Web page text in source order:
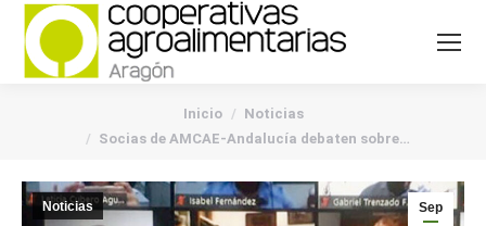
Inicio
Noticias
Socias de AMCAE-Andalucía debaten sobre…
Sep
Noticias